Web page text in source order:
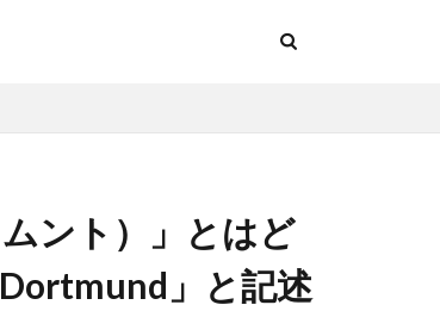
ント）」とはど
」と記述